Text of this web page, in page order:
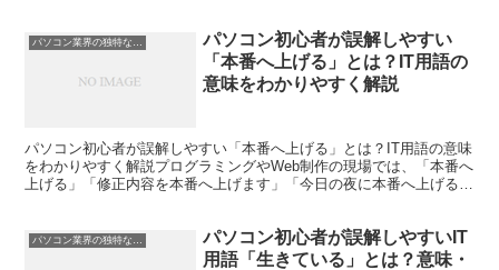
パソコン業界の独特な言い回し
パソコン初心者が誤解しやすい
「本番へ上げる」とは？IT用語の
意味をわかりやすく解説
パソコン初心者が誤解しやすい「本番へ上げる」とは？IT用語の意味
をわかりやすく解説プログラミングやWeb制作の現場では、「本番へ
上げる」「修正内容を本番へ上げます」「今日の夜に本番へ上げる予
パソコン業界の独特な言い回し
パソコン初心者が誤解しやすいIT
用語「生きている」とは？意味・